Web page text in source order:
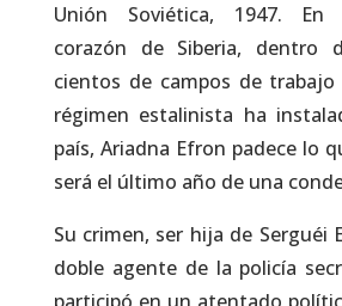
Unión Soviética, 1947. En
corazón de Siberia, dentro
cientos de campos de
régimen estalinista ha
país, Ariadna Efron padece lo
será el último año de una
Su crimen, ser hija de Serguéi
doble agente de la policía